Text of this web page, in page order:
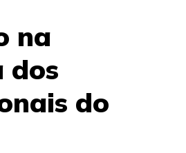
na
dos
do